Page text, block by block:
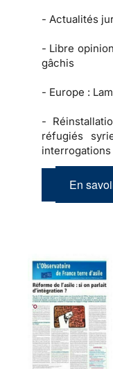
- Actualités
- Libre opinion
gâchis
- Europe :
-
réfugiés
interrogations
En